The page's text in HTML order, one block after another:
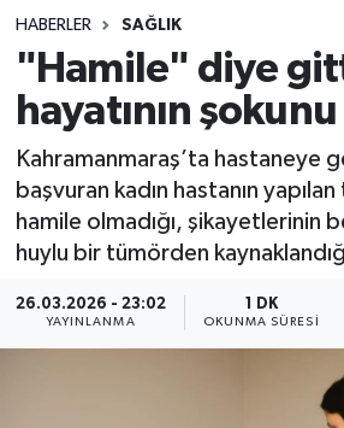
HABERLER SAĞLIK
"Hamile" diye
hayatının şokunu
Kahramanmaraş’ta hastaneye
başvuran kadın hastanın
hamile olmadığı, şikayetlerinin
huylu bir tümörden
26.03.2026 - 23:02
YAYINLANMA
1 DK
OKUNMA SÜRESI
Spor
Teknoloji
Yaşam